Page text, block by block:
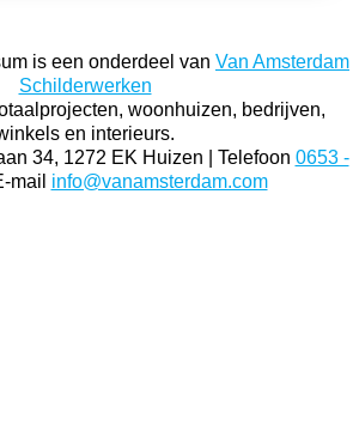
is een onderdeel van Van Amsterdam
Schilderwerken
woonhuizen, bedrijven,
en interieurs.
34, 1272 EK Huizen | Telefoon 0653 -
mail info@vanamsterdam.com